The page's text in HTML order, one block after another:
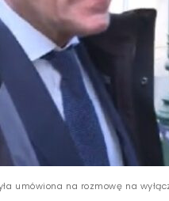
umówiona na rozmowę na